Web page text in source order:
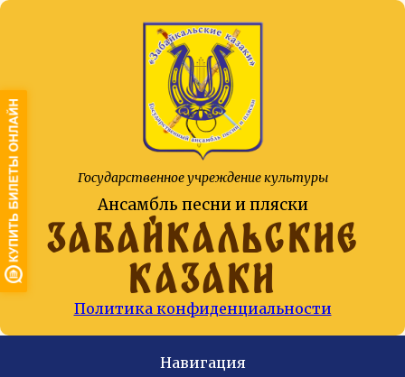
Государственное учреждение культуры
Ансамбль песни и пляски
ЗАБАЙКАЛЬСКИЕ
КАЗАКИ
Политика конфиденциальности
Навигация